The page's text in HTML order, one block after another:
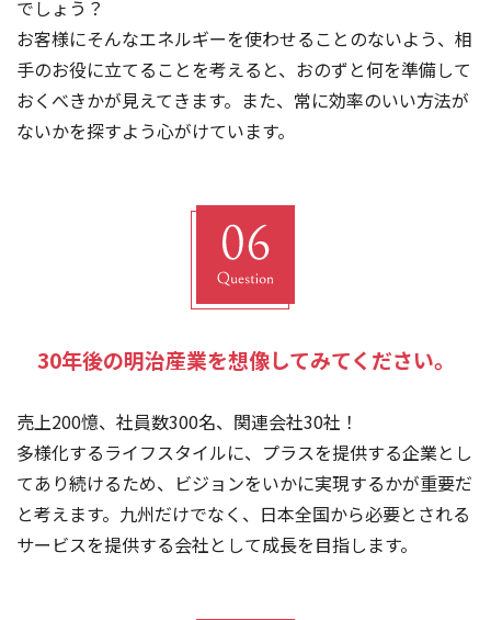
でしょう？
お客様にそんなエネルギーを使わせることのないよう、相
手のお役に立てることを考えると、おのずと何を準備して
おくべきかが見えてきます。また、常に効率のいい方法が
ないかを探すよう心がけています。
30年後の明治産業を想像してみてください。
売上200憶、社員数300名、関連会社30社！
多様化するライフスタイルに、プラスを提供する企業とし
てあり続けるため、ビジョンをいかに実現するかが重要だ
と考えます。九州だけでなく、日本全国から必要とされる
サービスを提供する会社として成長を目指します。